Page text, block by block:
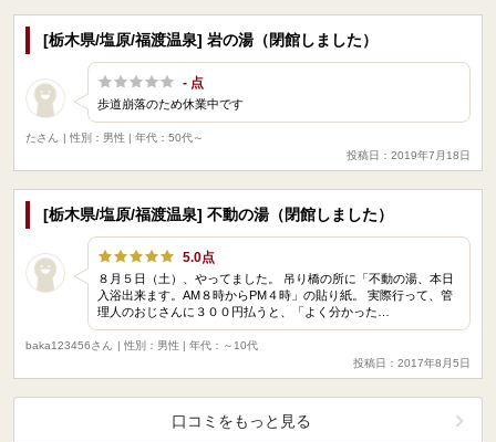
[栃木県/塩原/福渡温泉] 岩の湯（閉館しました）
- 点
歩道崩落のため休業中です
たさん
| 性別：男性 | 年代：50代～
投稿日：2019年7月18日
[栃木県/塩原/福渡温泉] 不動の湯（閉館しました）
5.0点
８月５日（土）、やってました。 吊り橋の所に「不動の湯、本日
入浴出来ます。AM８時からPM４時」の貼り紙。 実際行って、管
理人のおじさんに３００円払うと、「よく分かった…
baka123456さん
| 性別：男性 | 年代：～10代
投稿日：2017年8月5日
口コミをもっと見る